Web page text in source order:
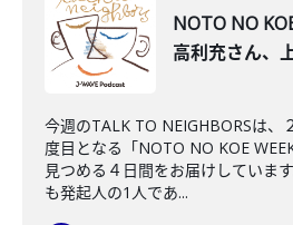
NOTO NO
高利充さん、
今週のTALK TO NEIGHBORSは、
度目となる「NOTO NO KOE
見つめる４日間をお届けしていま
も発起人の1人であ...